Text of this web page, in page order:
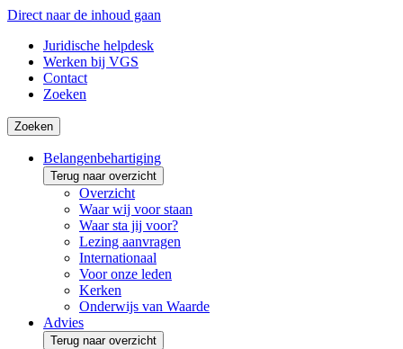
Direct naar de inhoud gaan
Juridische helpdesk
Werken bij VGS
Contact
Zoeken
Zoeken
Belangenbehartiging
Terug naar overzicht
Overzicht
Waar wij voor staan
Waar sta jij voor?
Lezing aanvragen
Internationaal
Voor onze leden
Kerken
Onderwijs van Waarde
Advies
Terug naar overzicht